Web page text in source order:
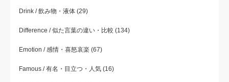
Drink / 飲み物・液体 (29)
Difference / 似た言葉の違い・比較 (134)
Emotion / 感情・喜怒哀楽 (67)
Famous / 有名・目立つ・人気 (16)